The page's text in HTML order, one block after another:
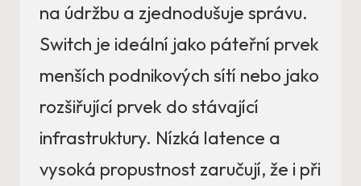
na údržbu a zjednodušuje správu.
Switch je ideální jako páteřní prvek
menších podnikových sítí nebo jako
rozšiřující prvek do stávající
infrastruktury. Nízká latence a
vysoká propustnost zaručují, že i při